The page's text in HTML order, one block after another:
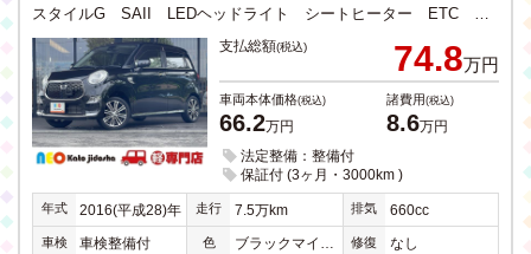
支払総額(税込) 74.8万円
車両本体価格(税込)
66.2万円
諸費用(税込)
8.6万円
法定整備：整備付
保証付 (3ヶ月・3000km )
年式 2016(平成28)年 走行 7.5万km 排気 660cc
車検 車検整備付 色 ブラックマイカメタリック 修復 なし